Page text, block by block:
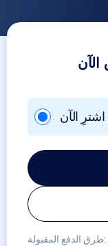
اشترِ الآن
طرق الدفع المقبولة: